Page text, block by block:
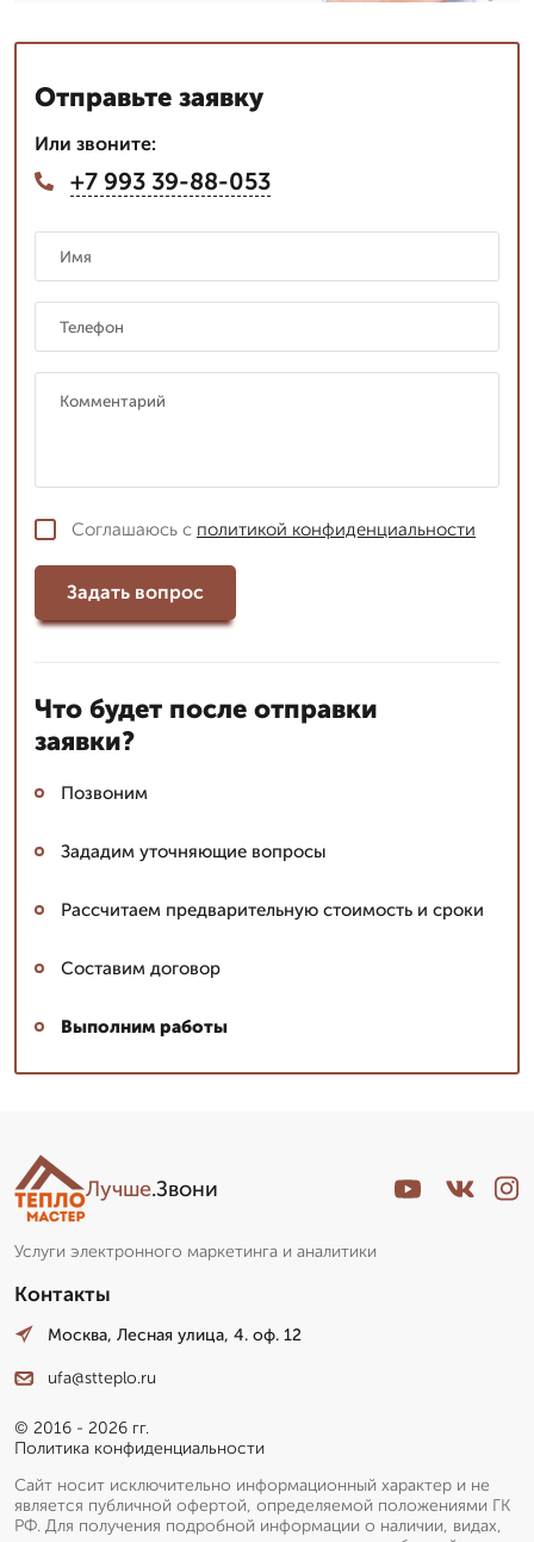
Отправьте заявку
Или звоните:
+7 993 39-88-053
Соглашаюсь с политикой конфиденциальности
Задать вопрос
Что будет после отправки
заявки?
Позвоним
Зададим уточняющие вопросы
Рассчитаем предварительную стоимость и сроки
Составим договор
Выполним работы
Лучше.Звони
Услуги электронного маркетинга и аналитики
Контакты
Москва, Лесная улица, 4. оф. 12
ufa@stteplo.ru
© 2016 - 2026 гг.
Политика конфиденциальности
Сайт носит исключительно информационный характер и не
является публичной офертой, определяемой положениями ГК
РФ. Для получения подробной информации о наличии, видах,